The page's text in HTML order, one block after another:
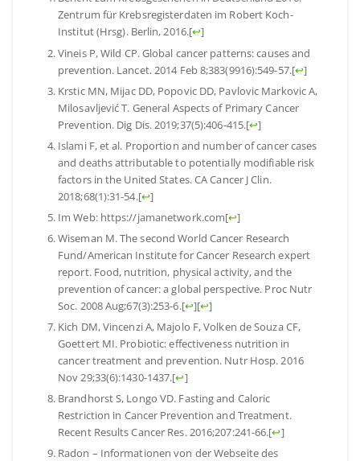
Zentrum für Krebsregisterdaten im Robert Koch-
Institut (Hrsg). Berlin, 2016.[↩]
Vineis P, Wild CP. Global cancer patterns: causes and
prevention. Lancet. 2014 Feb 8;383(9916):549-57.[↩]
Krstic MN, Mijac DD, Popovic DD, Pavlovic Markovic A,
Milosavljević T. General Aspects of Primary Cancer
Prevention. Dig Dis. 2019;37(5):406-415.[↩]
Islami F, et al. Proportion and number of cancer cases
and deaths attributable to potentially modifiable risk
factors in the United States. CA Cancer J Clin.
2018;68(1):31-54.[↩]
Im Web: https://jamanetwork.com[↩]
Wiseman M. The second World Cancer Research
Fund/American Institute for Cancer Research expert
report. Food, nutrition, physical activity, and the
prevention of cancer: a global perspective. Proc Nutr
Soc. 2008 Aug;67(3):253-6.[↩][↩]
Kich DM, Vincenzi A, Majolo F, Volken de Souza CF,
Goettert MI. Probiotic: effectiveness nutrition in
cancer treatment and prevention. Nutr Hosp. 2016
Nov 29;33(6):1430-1437.[↩]
Brandhorst S, Longo VD. Fasting and Caloric
Restriction in Cancer Prevention and Treatment.
Recent Results Cancer Res. 2016;207:241-66.[↩]
Radon – Informationen von der Webseite des